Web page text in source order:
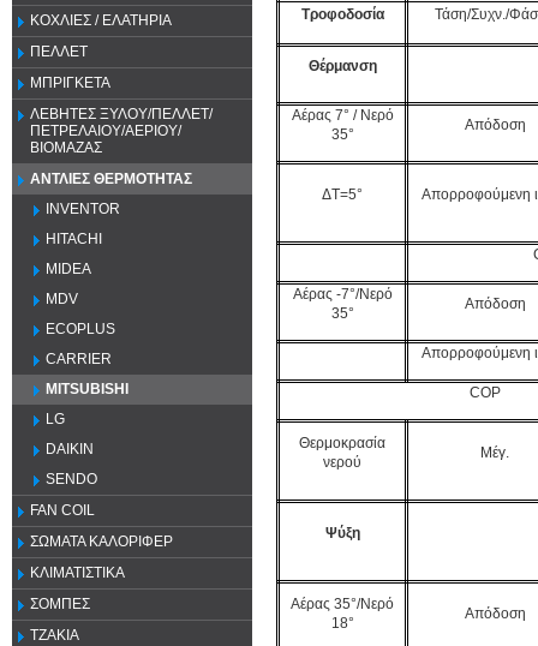
ΚΟΧΛΙΕΣ / ΕΛΑΤΗΡΙΑ
ΠΕΛΛΕΤ
ΜΠΡΙΓΚΕΤΑ
ΛΕΒΗΤΕΣ ΞΥΛΟΥ/ΠΕΛΛΕΤ/
ΠΕΤΡΕΛΑΙΟΥ/ΑΕΡΙΟΥ/
ΒΙΟΜΑΖΑΣ
ΑΝΤΛΙΕΣ ΘΕΡΜΟΤΗΤΑΣ
INVENTOR
HITACHI
MIDEA
MDV
ECOPLUS
CARRIER
MITSUBISHI
LG
DAIKIN
SENDO
FAN COIL
ΣΩΜΑΤΑ ΚΑΛΟΡΙΦΕΡ
ΚΛΙΜΑΤΙΣΤΙΚΑ
ΣΟΜΠΕΣ
ΤΖΑΚΙΑ
Τροφοδοσία Τάση/Συχν./
Θέρμανση
Αέρας 7° / Νερό
35°
Απόδοση
ΔT=5° Απορροφούμενη
Αέρας -7°/Νερό
35°
Απόδοση
Απορροφούμενη
COP
Θερμοκρασία
νερού
Μέγ.
Ψύξη
Αέρας 35°/Νερό
18°
Απόδοση